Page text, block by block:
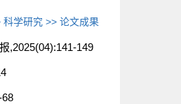
科学研究 >>论文成果
,2025(04):141-149